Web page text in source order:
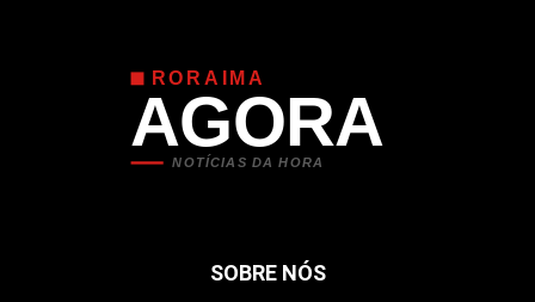
RORAIMA
AGORA
NOTÍCIAS DA HORA
SOBRE NÓS